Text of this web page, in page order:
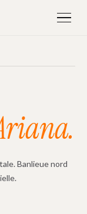
Banlieue nord